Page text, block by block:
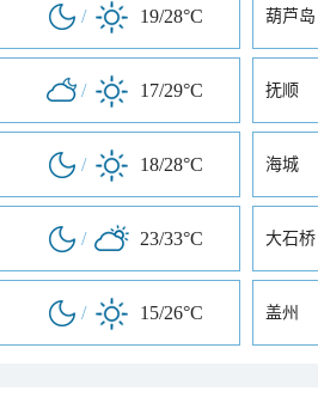
/ 19/28°C 葫芦岛
/ 17/29°C 抚顺
/ 18/28°C 海城
/ 23/33°C 大石桥
/ 15/26°C 盖州